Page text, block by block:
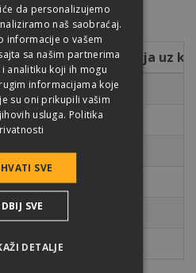
.
vrednosti opterećenja uz
(10/15 – 90 cm)
cm)
da personalizujemo
naš saobraćaj.
informacije o vašem
sa našim partnerima
analitiku koji ih mogu
informacijama koje
su oni prikupili vašim
usluga. Politika
SVE
SVE
DETALJE